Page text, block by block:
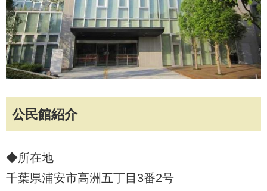
公民館紹介
◆所在地
千葉県浦安市高洲五丁目3番2号